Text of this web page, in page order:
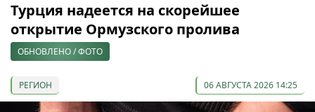
Турция надеется на скорейшее
открытие Ормузского пролива
ОБНОВЛЕНО / ФОТО
РЕГИОН 06 АВГУСТА 2026 14:25